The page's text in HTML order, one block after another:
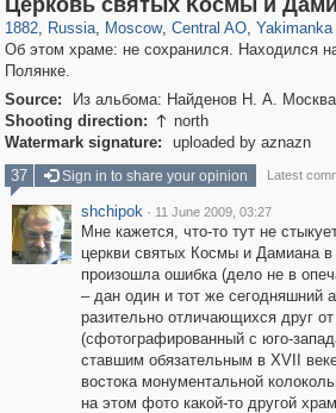
Церковь святых Космы и
1882, Russia, Moscow, Central AO,
Об этом храме: не сохранился. Находился
Полянке.
Source:
Из альбома: Найденов Н. А.
Shooting direction:  north
Watermark signature:
uploaded by aznazn
37
Sign in to share your opinion Latest
shchipok · 11 June 2009, 03:27
Мне кажется, что-то тут не
церкви святых Космы и Дамиана
произошла ошибка (дело не в
– дан один и тот же сегодняшний
разительно отличающихся друг
(сфотографированный с юго-
ставшим обязательным в XVII
востока монументальной
на этом фото какой-то другой